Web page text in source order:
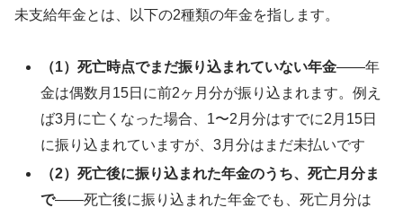
未支給年金とは、以下の2種類の年金を指します。
（1）死亡時点でまだ振り込まれていない年金——年
金は偶数月15日に前2ヶ月分が振り込まれます。例え
ば3月に亡くなった場合、1〜2月分はすでに2月15日
に振り込まれていますが、3月分はまだ未払いです
（2）死亡後に振り込まれた年金のうち、死亡月分ま
で——死亡後に振り込まれた年金でも、死亡月分は